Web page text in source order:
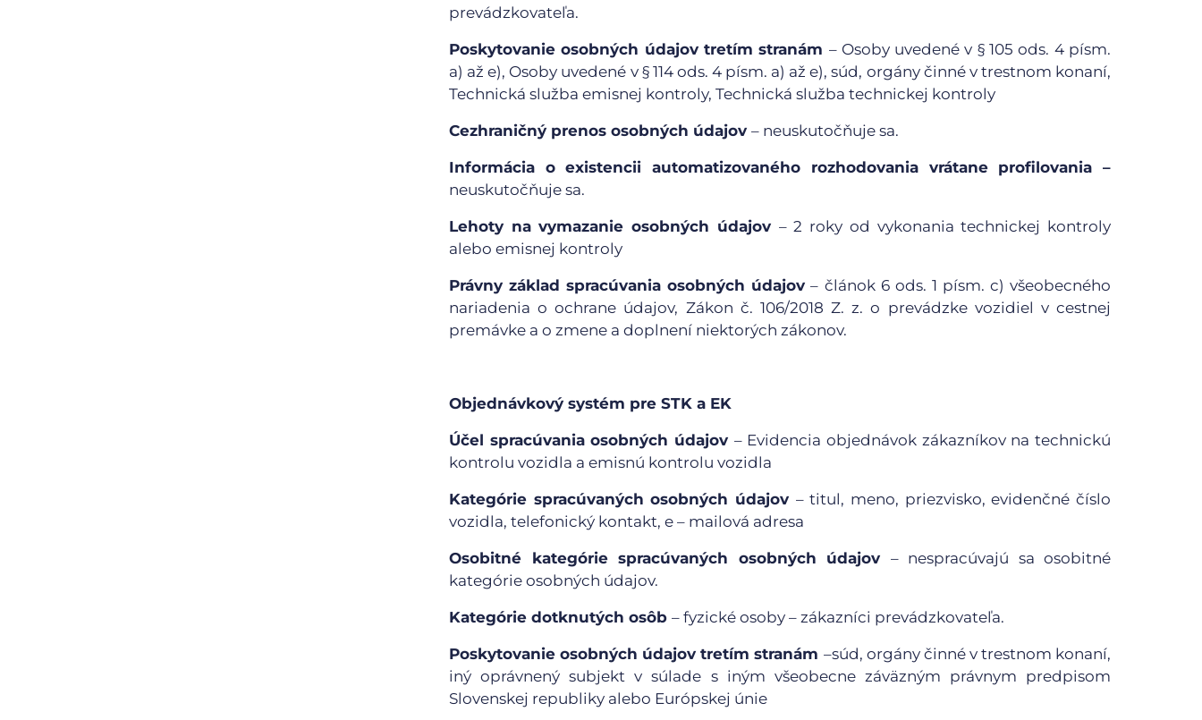
prevádzkovateľa.
Poskytovanie osobných údajov tretím stranám – Osoby uvedené v § 105 ods. 4 písm.
a) až e), Osoby uvedené v § 114 ods. 4 písm. a) až e), súd, orgány činné v trestnom konaní,
Technická služba emisnej kontroly, Technická služba technickej kontroly
Cezhraničný prenos osobných údajov – neuskutočňuje sa.
Informácia o existencii automatizovaného rozhodovania vrátane profilovania –
neuskutočňuje sa.
Lehoty na vymazanie osobných údajov – 2 roky od vykonania technickej kontroly
alebo emisnej kontroly
Právny základ spracúvania osobných údajov – článok 6 ods. 1 písm. c) všeobecného
nariadenia o ochrane údajov, Zákon č. 106/2018 Z. z. o prevádzke vozidiel v cestnej
premávke a o zmene a doplnení niektorých zákonov.
Objednávkový systém pre STK a EK
Účel spracúvania osobných údajov – Evidencia objednávok zákazníkov na technickú
kontrolu vozidla a emisnú kontrolu vozidla
Kategórie spracúvaných osobných údajov – titul, meno, priezvisko, evidenčné číslo
vozidla, telefonický kontakt, e – mailová adresa
Osobitné kategórie spracúvaných osobných údajov – nespracúvajú sa osobitné
kategórie osobných údajov.
Kategórie dotknutých osôb – fyzické osoby – zákazníci prevádzkovateľa.
Poskytovanie osobných údajov tretím stranám –súd, orgány činné v trestnom konaní,
iný oprávnený subjekt v súlade s iným všeobecne záväzným právnym predpisom
Slovenskej republiky alebo Európskej únie